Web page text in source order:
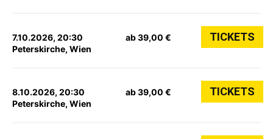
7.10.2026, 20:30
Peterskirche, Wien
ab 39,00 € TICKETS
8.10.2026, 20:30
Peterskirche, Wien
ab 39,00 € TICKETS